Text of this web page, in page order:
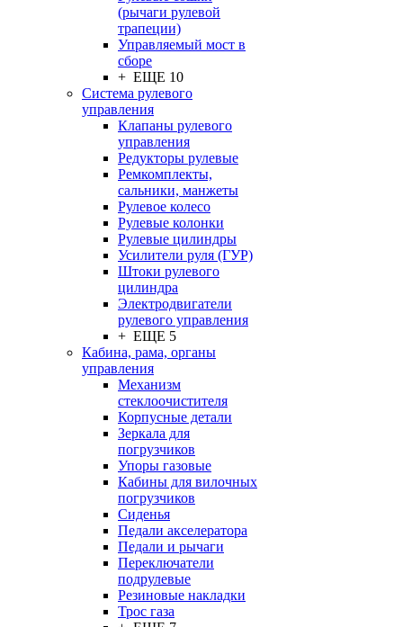
(рычаги рулевой
трапеции)
Управляемый мост в
сборе
+ ЕЩЕ 10
Система рулевого
управления
Клапаны рулевого
управления
Редукторы рулевые
Ремкомплекты,
сальники, манжеты
Рулевое колесо
Рулевые колонки
Рулевые цилиндры
Усилители руля (ГУР)
Штоки рулевого
цилиндра
Электродвигатели
рулевого управления
+ ЕЩЕ 5
Кабина, рама, органы
управления
Механизм
стеклоочистителя
Корпусные детали
Зеркала для
погрузчиков
Упоры газовые
Кабины для вилочных
погрузчиков
Сиденья
Педали акселератора
Педали и рычаги
Переключатели
подрулевые
Резиновые накладки
Трос газа